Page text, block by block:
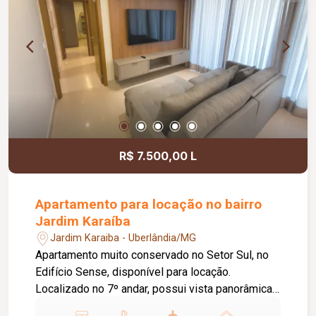
R$ 7.500,00 L
Apartamento para locação no bairro
Jardim Karaíba
Jardim Karaiba - Uberlândia/MG
Apartamento muito conservado no Setor Sul, no
Edifício Sense, disponível para locação.
Localizado no 7º andar, possui vista panorâmica